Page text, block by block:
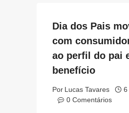
Dia dos Pais
com
ao perfil do pai
benefício
Por Lucas Tavares
6
0 Comentários